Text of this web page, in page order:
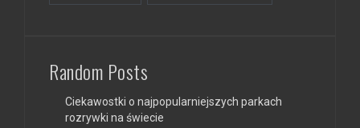
Random Posts
Ciekawostki o najpopularniejszych parkach
rozrywki na świecie